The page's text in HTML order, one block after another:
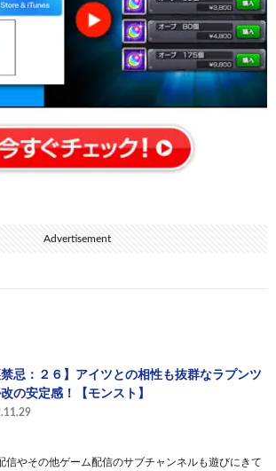
Advertisement
禁忌：２６】アイツとの相性も抜群なラプンツ
の安定感！【モンスト】
信やその他ゲーム配信のサブチャンネルも遊びにきて